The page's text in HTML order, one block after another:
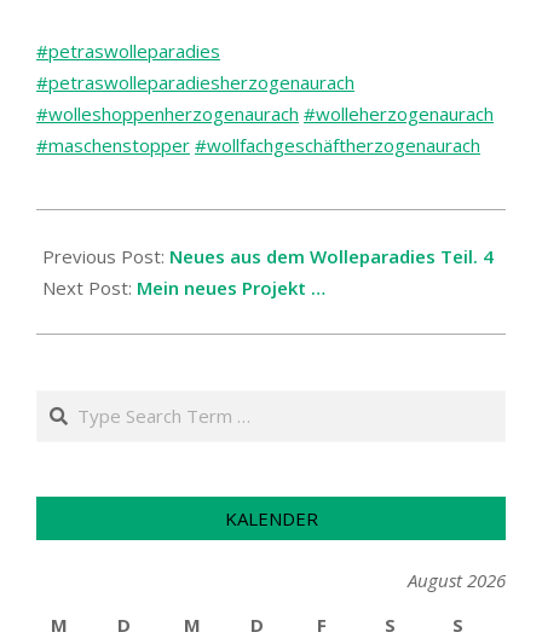
#petraswolleparadies
#petraswolleparadiesherzogenaurach
#wolleshoppenherzogenaurach #wolleherzogenaurach
#maschenstopper #wollfachgeschäftherzogenaurach
06-
06
Previous Post: Neues aus dem Wolleparadies Teil. 4
Next Post: Mein neues Projekt …
Search
KALENDER
August 2026
M
D M D F S
S